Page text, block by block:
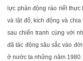
lực phản động ráo riết
và lật đổ, kích động và
sau chiến tranh cùng với
đã tác động sâu sắc vào
ở nước ta những năm